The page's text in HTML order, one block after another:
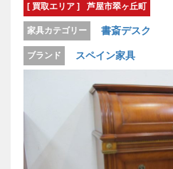
[ 買取エリア ] 芦屋市翠ヶ丘町
家具カテゴリー 書斎デスク
ブランド スペイン家具